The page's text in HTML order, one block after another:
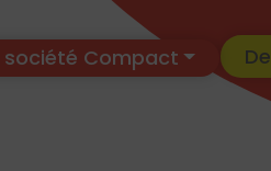
société Compact